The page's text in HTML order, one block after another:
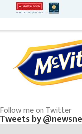
Follow me on Twitter
Tweets by